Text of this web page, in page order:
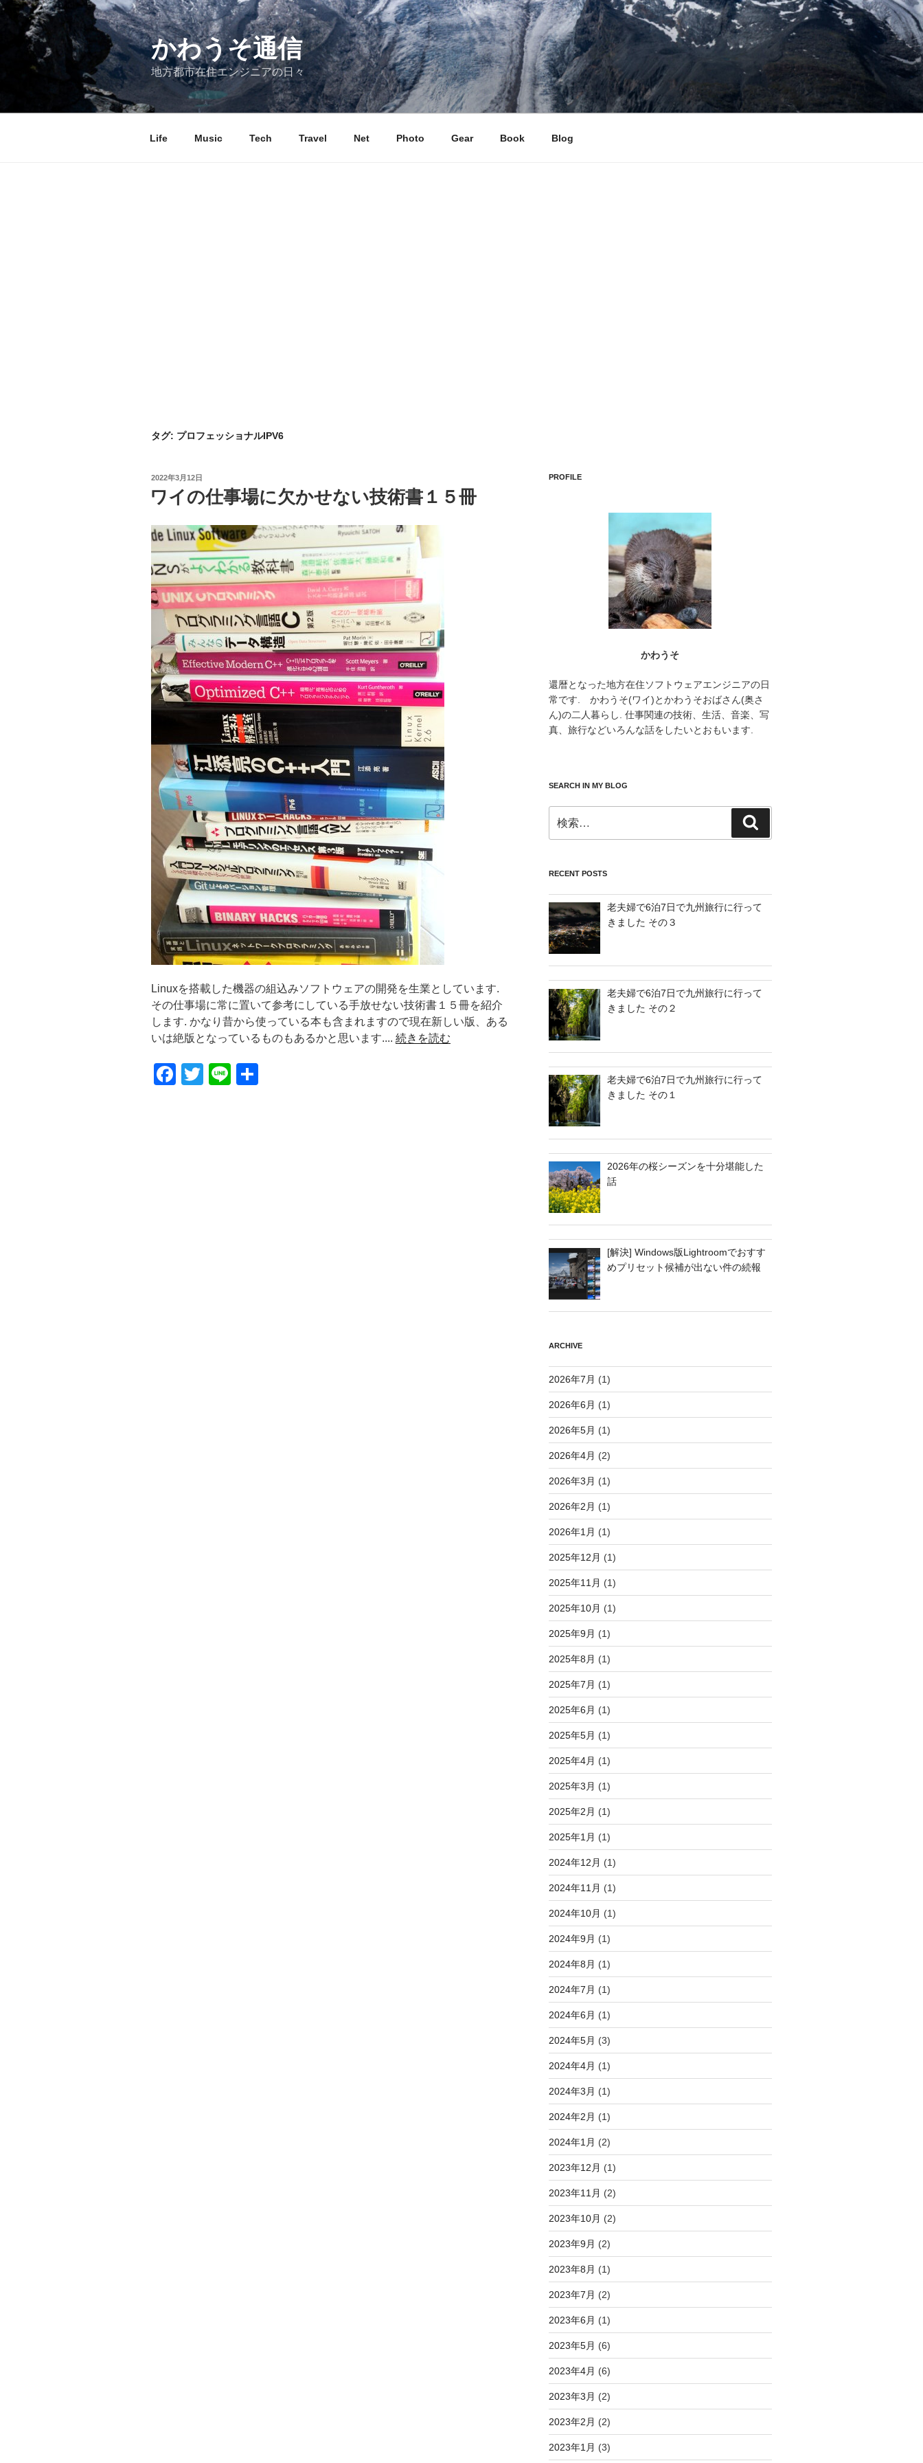
コ
かわうそ通信
地方都市在住エンジニアの日々
Life Music Tech Travel Net Photo Gear Book Blog
タグ: プロフェッショナルIPV6
投
日:
2022年3月12日
ワイの仕事場に欠かせない技術書１５冊
Linuxを搭載した機器の組込みソフトウェアの開発を生業としています.
その仕事場に常に置いて参考にしている手放せない技術書１５冊を紹介
します. かなり昔から使っている本も含まれますので現在新しい版、ある
いは絶版となっているものもあるかと思います.... 続きを読む
F
T
Li
PROFILE
かわうそ
還暦となった地方在住ソフトウェアエンジニアの日
常です. かわうそ(ワイ)とかわうそおばさん(奥さ
ん)の二人暮らし. 仕事関連の技術、生活、音楽、写
真、旅行などいろんな話をしたいとおもいます.
SEARCH IN MY BLOG
索:
索
RECENT POSTS
老夫婦で6泊7日で九州旅行に行って
きました その３
老夫婦で6泊7日で九州旅行に行って
きました その２
老夫婦で6泊7日で九州旅行に行って
きました その１
2026年の桜シーズンを十分堪能した
話
[解決] Windows版Lightroomでおすす
めプリセット候補が出ない件の続報
ARCHIVE
2026年7月 (1)
2026年6月 (1)
2026年5月 (1)
2026年4月 (2)
2026年3月 (1)
2026年2月 (1)
2026年1月 (1)
2025年12月 (1)
2025年11月 (1)
2025年10月 (1)
2025年9月 (1)
2025年8月 (1)
2025年7月 (1)
2025年6月 (1)
2025年5月 (1)
2025年4月 (1)
2025年3月 (1)
2025年2月 (1)
2025年1月 (1)
2024年12月 (1)
2024年11月 (1)
2024年10月 (1)
2024年9月 (1)
2024年8月 (1)
2024年7月 (1)
2024年6月 (1)
2024年5月 (3)
2024年4月 (1)
2024年3月 (1)
2024年2月 (1)
2024年1月 (2)
2023年12月 (1)
2023年11月 (2)
2023年10月 (2)
2023年9月 (2)
2023年8月 (1)
2023年7月 (2)
2023年6月 (1)
2023年5月 (6)
2023年4月 (6)
2023年3月 (2)
2023年2月 (2)
2023年1月 (3)